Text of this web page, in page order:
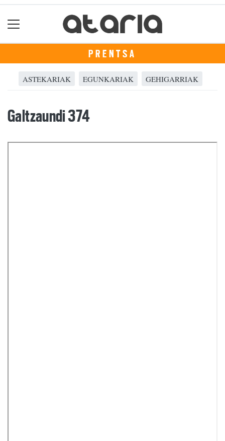
PRENTSA
ASTEKARIAK EGUNKARIAK GEHIGARRIAK
Galtzaundi 374